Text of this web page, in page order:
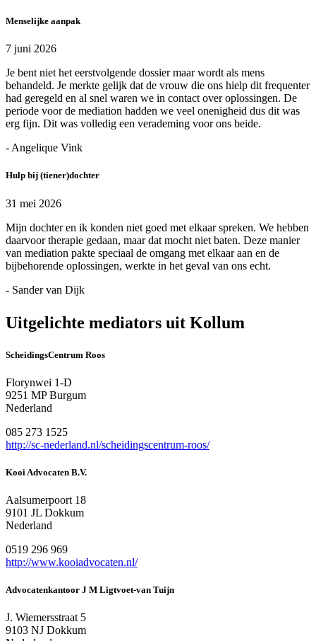
Menselijke aanpak
7 juni 2026
Je bent niet het eerstvolgende dossier maar wordt als mens
behandeld. Je merkte gelijk dat de vrouw die ons hielp dit frequenter
had geregeld en al snel waren we in contact over oplossingen. De
periode voor de mediation hadden we veel onenigheid dus dit was
erg fijn. Dit was volledig een verademing voor ons beide.
- Angelique Vink
Hulp bij (tiener)dochter
31 mei 2026
Mijn dochter en ik konden niet goed met elkaar spreken. We hebben
daarvoor therapie gedaan, maar dat mocht niet baten. Deze manier
van mediation pakte speciaal de omgang met elkaar aan en de
bijbehorende oplossingen, werkte in het geval van ons echt.
- Sander van Dijk
Uitgelichte mediators uit Kollum
ScheidingsCentrum Roos
Florynwei 1-D
9251 MP Burgum
Nederland
085 273 1525
http://sc-nederland.nl/scheidingscentrum-roos/
Kooi Advocaten B.V.
Aalsumerpoort 18
9101 JL Dokkum
Nederland
0519 296 969
http://www.kooiadvocaten.nl/
Advocatenkantoor J M Ligtvoet-van Tuijn
J. Wiemersstraat 5
9103 NJ Dokkum